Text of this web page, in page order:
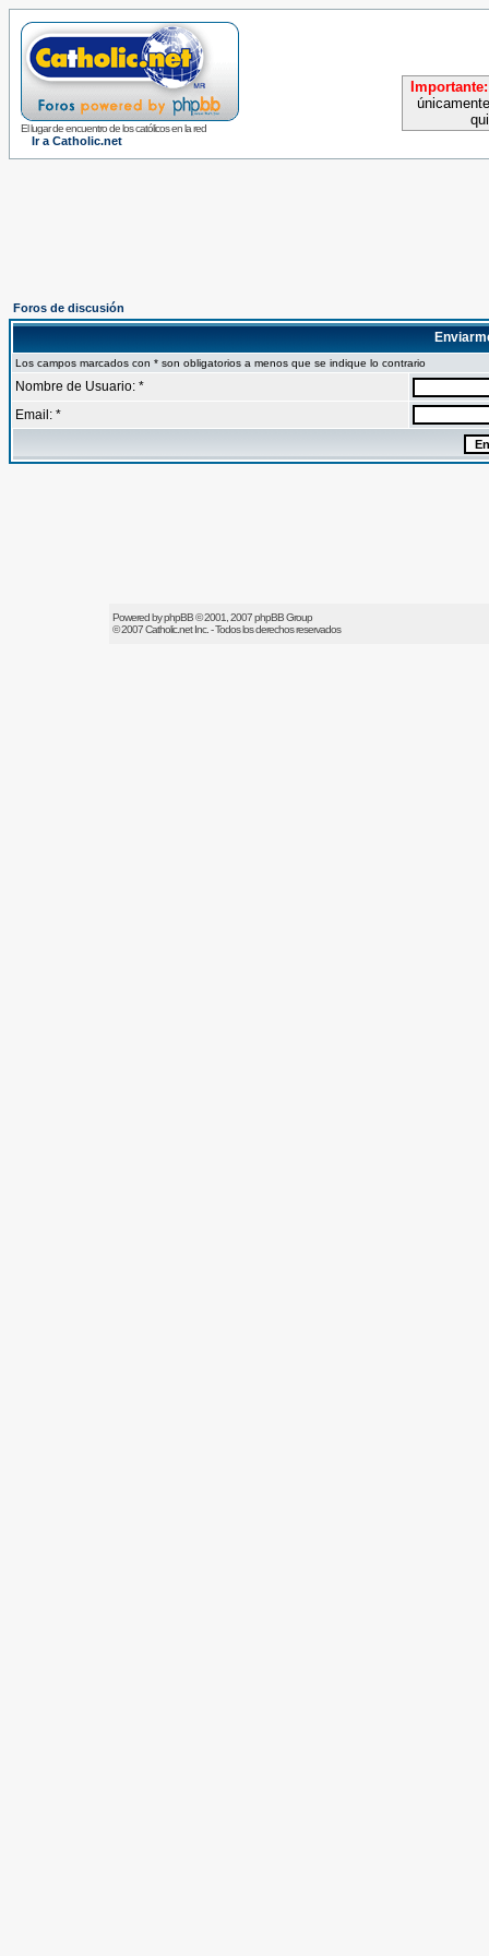
El lugar de encuentro de los católicos en la red
Ir a Catholic.net
Importante:
Foros de discusión
Los campos marcados con * son obligatorios a menos que se indique lo contrario
Nombre de Usuario: *
Email: *
Powered byphpBB© 2001, 2007 phpBB Group
© 2007Catholic.netInc. - Todos los derechos reservados